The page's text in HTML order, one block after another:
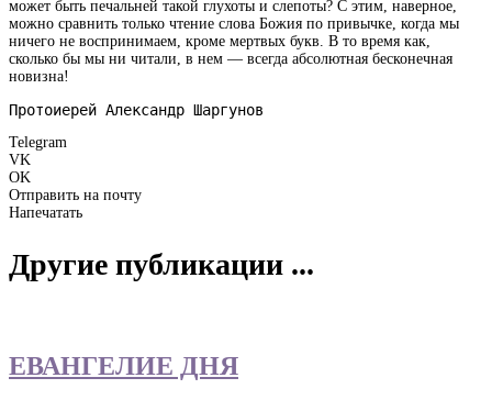
может быть печальней такой глухоты и слепоты? С этим, наверное,
можно сравнить только чтение слова Божия по привычке, когда мы
ничего не воспринимаем, кроме мертвых букв. В то время как,
сколько бы мы ни читали, в нем — всегда абсолютная бесконечная
новизна!
Протоиерей Александр Шаргунов
Telegram
VK
OK
Отправить на почту
Напечатать
Другие публикации ...
ЕВАНГЕЛИЕ ДНЯ